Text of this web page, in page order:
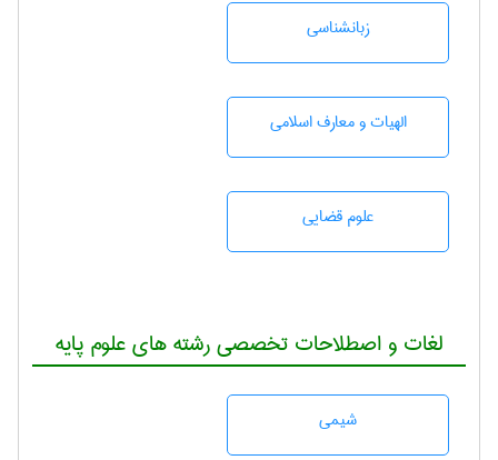
زبانشناسی
الهیات و معارف اسلامی
علوم قضایی
لغات و اصطلاحات تخصصی رشته های علوم پایه
شيمی